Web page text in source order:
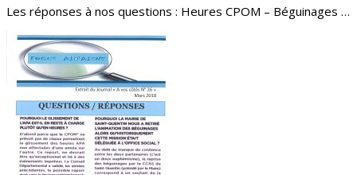
Les réponses à nos questions : Heures CPOM – Béguinages …